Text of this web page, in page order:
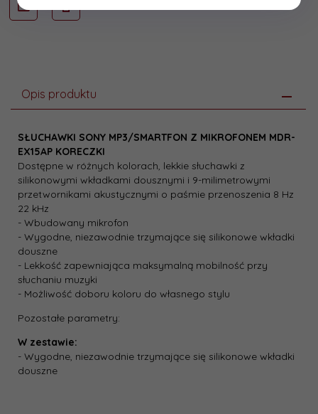
Opis produktu
SŁUCHAWKI SONY MP3/SMARTFON Z MIKROFONEM MDR-
EX15AP KORECZKI
Dostępne w różnych kolorach, lekkie słuchawki z
silikonowymi wkładkami dousznymi i 9-milimetrowymi
przetwornikami akustycznymi o paśmie przenoszenia 8 Hz
22 kHz
- Wbudowany mikrofon
- Wygodne, niezawodnie trzymające się silikonowe wkładki
douszne
- Lekkość zapewniająca maksymalną mobilność przy
słuchaniu muzyki
- Możliwość doboru koloru do własnego stylu
Pozostałe parametry:
W zestawie:
- Wygodne, niezawodnie trzymające się silikonowe wkładki
douszne